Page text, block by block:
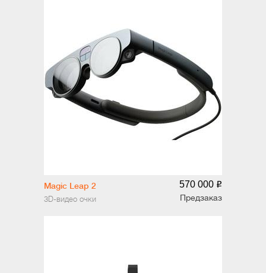
Magic Leap 2
3D-видео очки
570 000 o
Предзаказ